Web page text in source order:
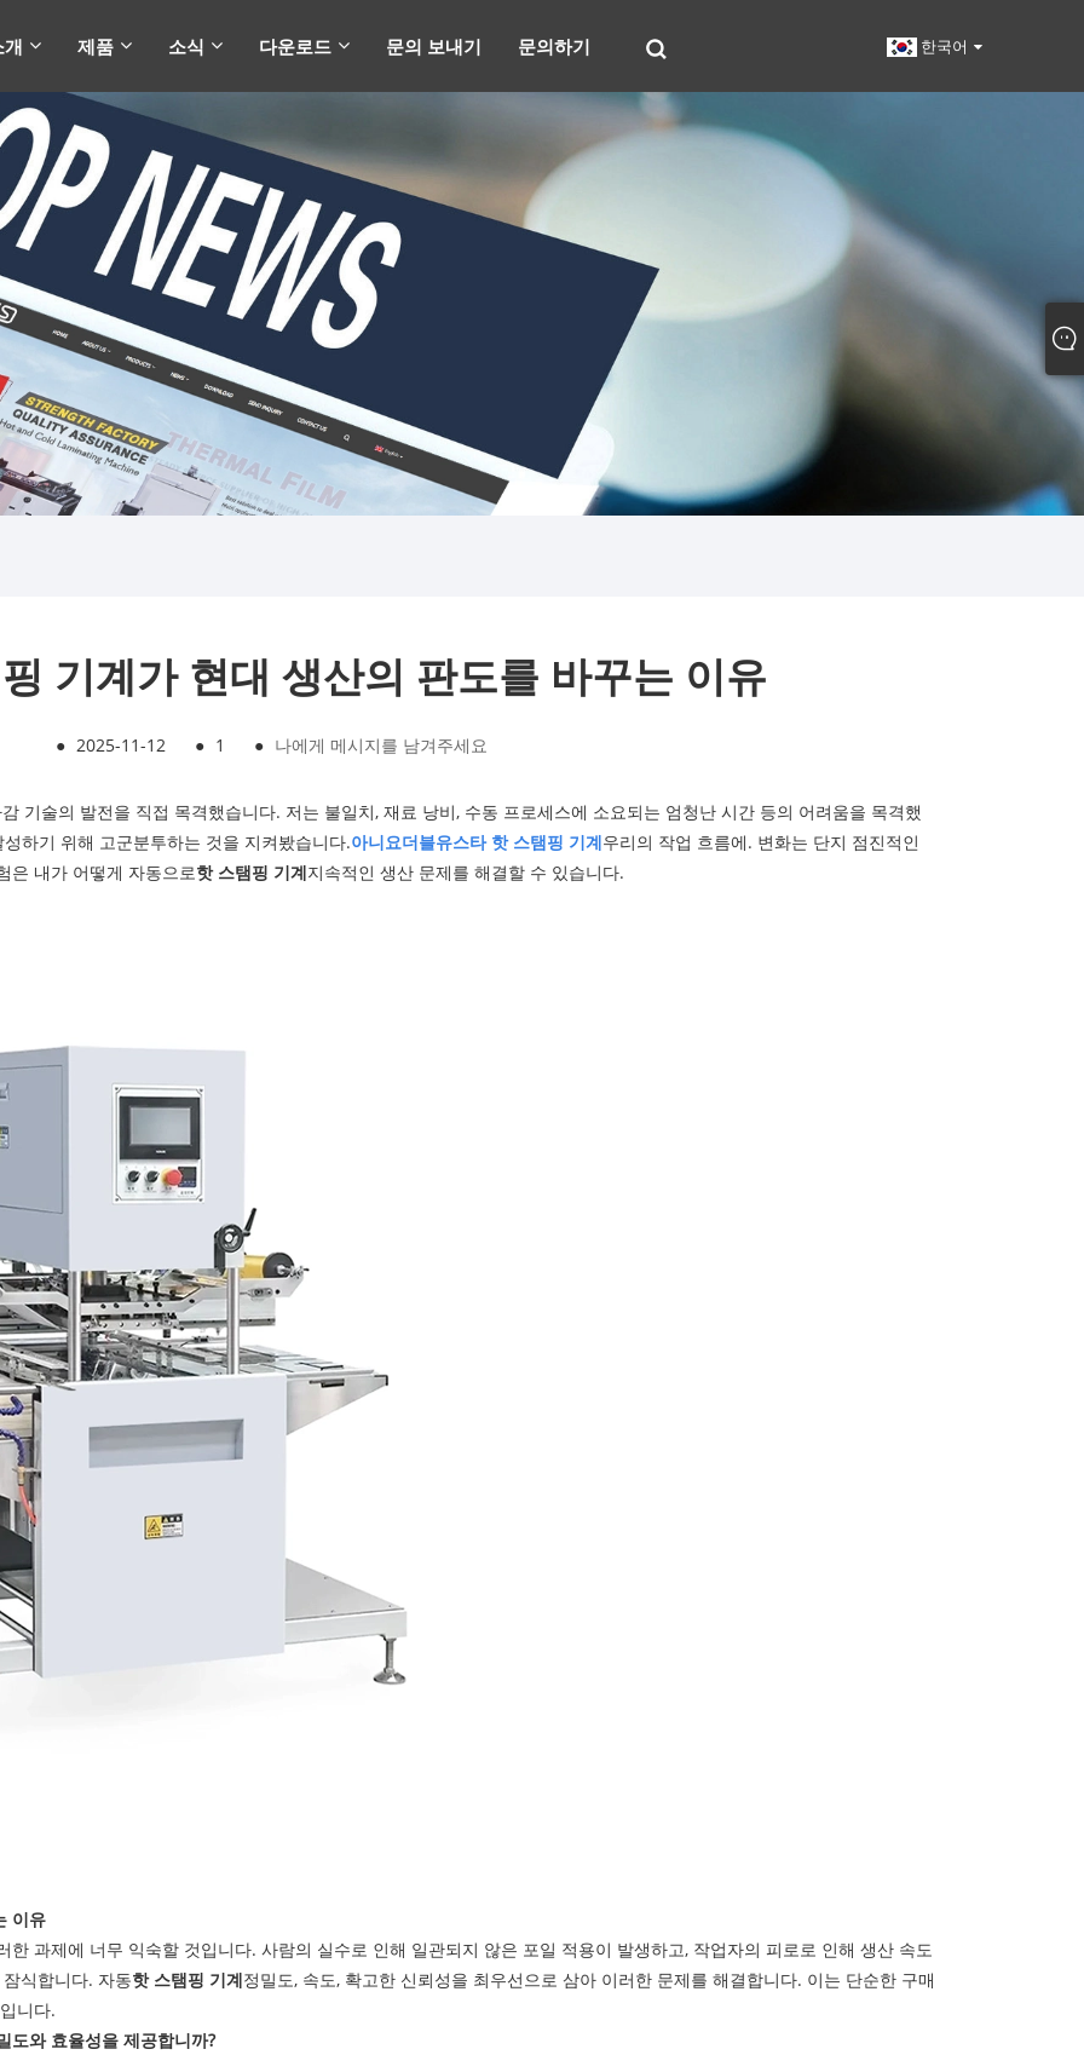
제품 소식 다운로드 문의 보내기 문의하기 한국어
기계가 현대 생산의 판도를 바꾸는 이유
● 2025-11-12 ● 1 ● 나에게 메시지를 남겨주세요
기술의 발전을 직접 목격했습니다. 저는 불일치, 재료 낭비, 수동 프로세스에 소요되는 엄청난 시간 등의 어려움을 목격했
하기 위해 고군분투하는 것을 지켜봤습니다.아니요더블유스타 핫 스탬핑 기계우리의 작업 흐름에. 변화는 단지 점진적인
은 내가 어떻게 자동으로핫 스탬핑 기계지속적인 생산 문제를 해결할 수 있습니다.
이유
과제에 너무 익숙할 것입니다. 사람의 실수로 인해 일관되지 않은 포일 적용이 발생하고, 작업자의 피로로 인해 생산 속도
식합니다. 자동핫 스탬핑 기계정밀도, 속도, 확고한 신뢰성을 최우선으로 삼아 이러한 문제를 해결합니다. 이는 단순한 구매
니다.
도와 효율성을 제공합니까?